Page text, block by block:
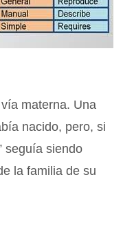
materna. Una
nacido, pero, si
seguía siendo
la familia de su